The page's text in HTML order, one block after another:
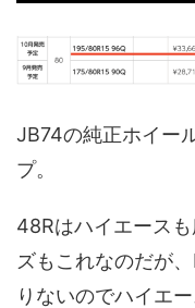
JB74の純正ホイー
プ。
48Rはハイエース
ズもこれなのだが
りないのでハイエ